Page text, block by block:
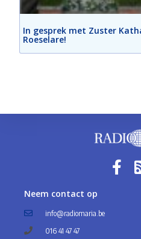
In gesprek met Zuster
Roeselare!
Neem contact op
info@radiomaria.be
016 41 47 47